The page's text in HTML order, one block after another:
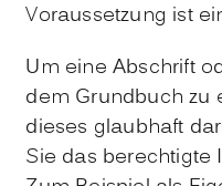
Voraussetzung ist
Um eine Abschrift
dem Grundbuch zu
dieses glaubhaft
Sie das berechtigte